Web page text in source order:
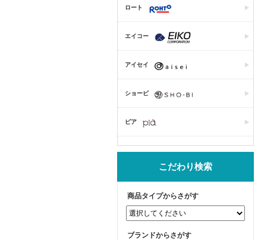
ロート
エイコー
アイセイ
ショービ
ピア
こだわり検索
商品タイプからさがす
ブランドからさがす